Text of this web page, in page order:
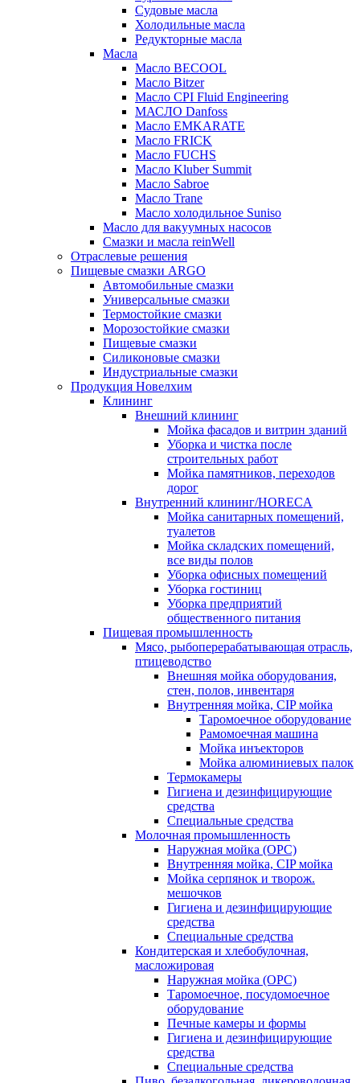
Судовые масла
Холодильные масла
Редукторные масла
Масла
Масло BECOOL
Масло Bitzer
Масло CPI Fluid Engineering
МАСЛО Danfoss
Масло EMKARATE
Масло FRICK
Масло FUCHS
Масло Kluber Summit
Масло Sabroe
Масло Trane
Масло холодильное Suniso
Масло для вакуумных насосов
Смазки и масла reinWell
Отраслевые решения
Пищевые смазки ARGO
Автомобильные смазки
Универсальные смазки
Термостойкие смазки
Морозостойкие смазки
Пищевые смазки
Силиконовые смазки
Индустриальные смазки
Продукция Новелхим
Клининг
Внешний клининг
Мойка фасадов и витрин зданий
Уборка и чистка после
строительных работ
Мойка памятников, переходов
дорог
Внутренний клининг/HORECA
Мойка санитарных помещений,
туалетов
Мойка складских помещений,
все виды полов
Уборка офисных помещений
Уборка гостиниц
Уборка предприятий
общественного питания
Пищевая промышленность
Мясо, рыбоперерабатывающая отрасль,
птицеводство
Внешняя мойка оборудования,
стен, полов, инвентаря
Внутренняя мойка, CIP мойка
Таромоечное оборудование
Рамомоечная машина
Мойка инъекторов
Мойка алюминиевых палок
Термокамеры
Гигиена и дезинфицирующие
средства
Специальные средства
Молочная промышленность
Наружная мойка (ОРС)
Внутренняя мойка, CIP мойка
Мойка серпянок и творож.
мешочков
Гигиена и дезинфицирующие
средства
Специальные средства
Кондитерская и хлебобулочная,
масложировая
Наружная мойка (ОРС)
Таромоечное, посудомоечное
оборудование
Печные камеры и формы
Гигиена и дезинфицирующие
средства
Специальные средства